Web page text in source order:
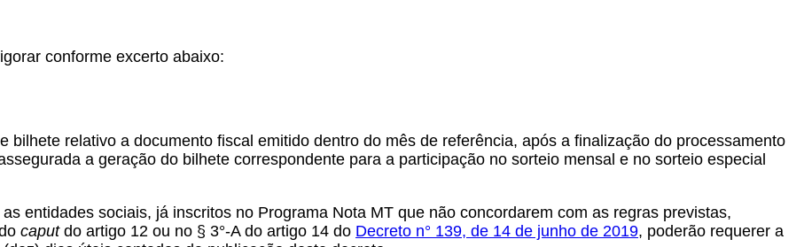
conforme excerto abaixo:
bilhete relativo a documento fiscal emitido dentro do mês de referência, após a finalização do processamento
a geração do bilhete correspondente para a participação no sorteio mensal e no sorteio especial
entidades sociais, já inscritos no Programa Nota MT que não concordarem com as regras previstas,
caput do artigo 12 ou no § 3°-A do artigo 14 do Decreto n° 139, de 14 de junho de 2019, poderão requerer a